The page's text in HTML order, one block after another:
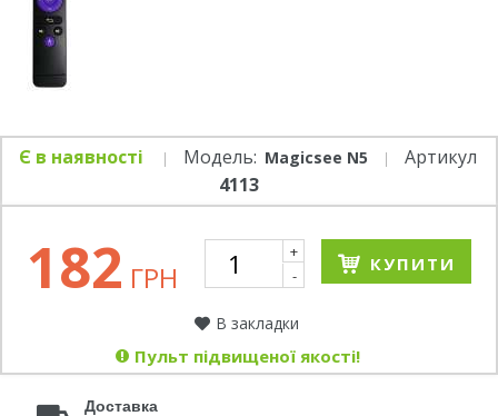
Є в наявності Модель: Magicsee N5
Артикул
4113
182 ГРН
+
-
КУПИТИ
В закладки
Пульт підвищеної якості!
Доставка